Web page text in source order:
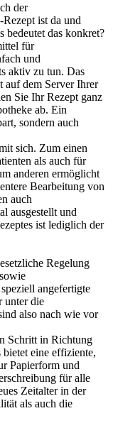
der
ist da und
bedeutet das konkret?
für
und
aktiv zu tun. Das
auf dem Server Ihrer
Sie Ihr Rezept ganz
ab. Ein
sondern auch
sich. Zum einen
als auch für
anderen ermöglicht
Bearbeitung von
auch
ausgestellt und
ist lediglich der
Regelung
angefertigte
unter die
also nach wie vor
Schritt in Richtung
eine effiziente,
Papierform und
für alle
Zeitalter in der
als auch die